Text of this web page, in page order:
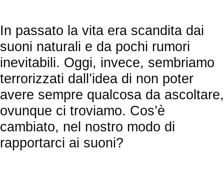
In passato la vita era scandita dai
suoni naturali e da pochi rumori
inevitabili. Oggi, invece, sembriamo
terrorizzati dall’idea di non poter
avere sempre qualcosa da ascoltare,
ovunque ci troviamo. Cos’è
cambiato, nel nostro modo di
rapportarci ai suoni?